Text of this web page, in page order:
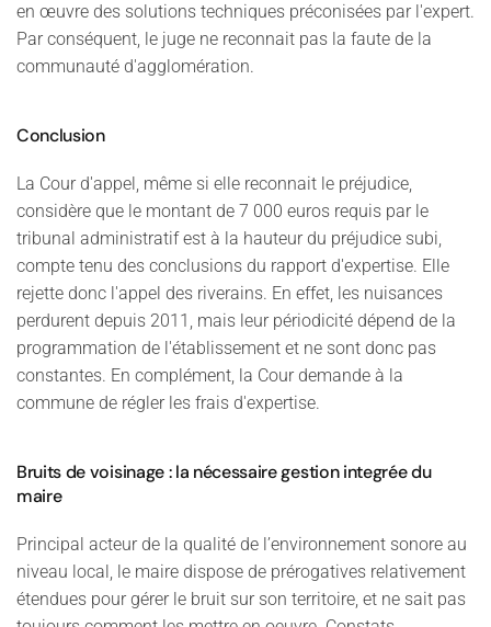
en œuvre des solutions techniques préconisées par l'expert.
Par conséquent, le juge ne reconnait pas la faute de la
communauté d'agglomération.
Conclusion
La Cour d'appel, même si elle reconnait le préjudice,
considère que le montant de 7 000 euros requis par le
tribunal administratif est à la hauteur du préjudice subi,
compte tenu des conclusions du rapport d'expertise. Elle
rejette donc l'appel des riverains. En effet, les nuisances
perdurent depuis 2011, mais leur périodicité dépend de la
programmation de l'établissement et ne sont donc pas
constantes. En complément, la Cour demande à la
commune de régler les frais d'expertise.
Bruits de voisinage : la nécessaire gestion integrée du
maire
Principal acteur de la qualité de l’environnement sonore au
niveau local, le maire dispose de prérogatives relativement
étendues pour gérer le bruit sur son territoire, et ne sait pas